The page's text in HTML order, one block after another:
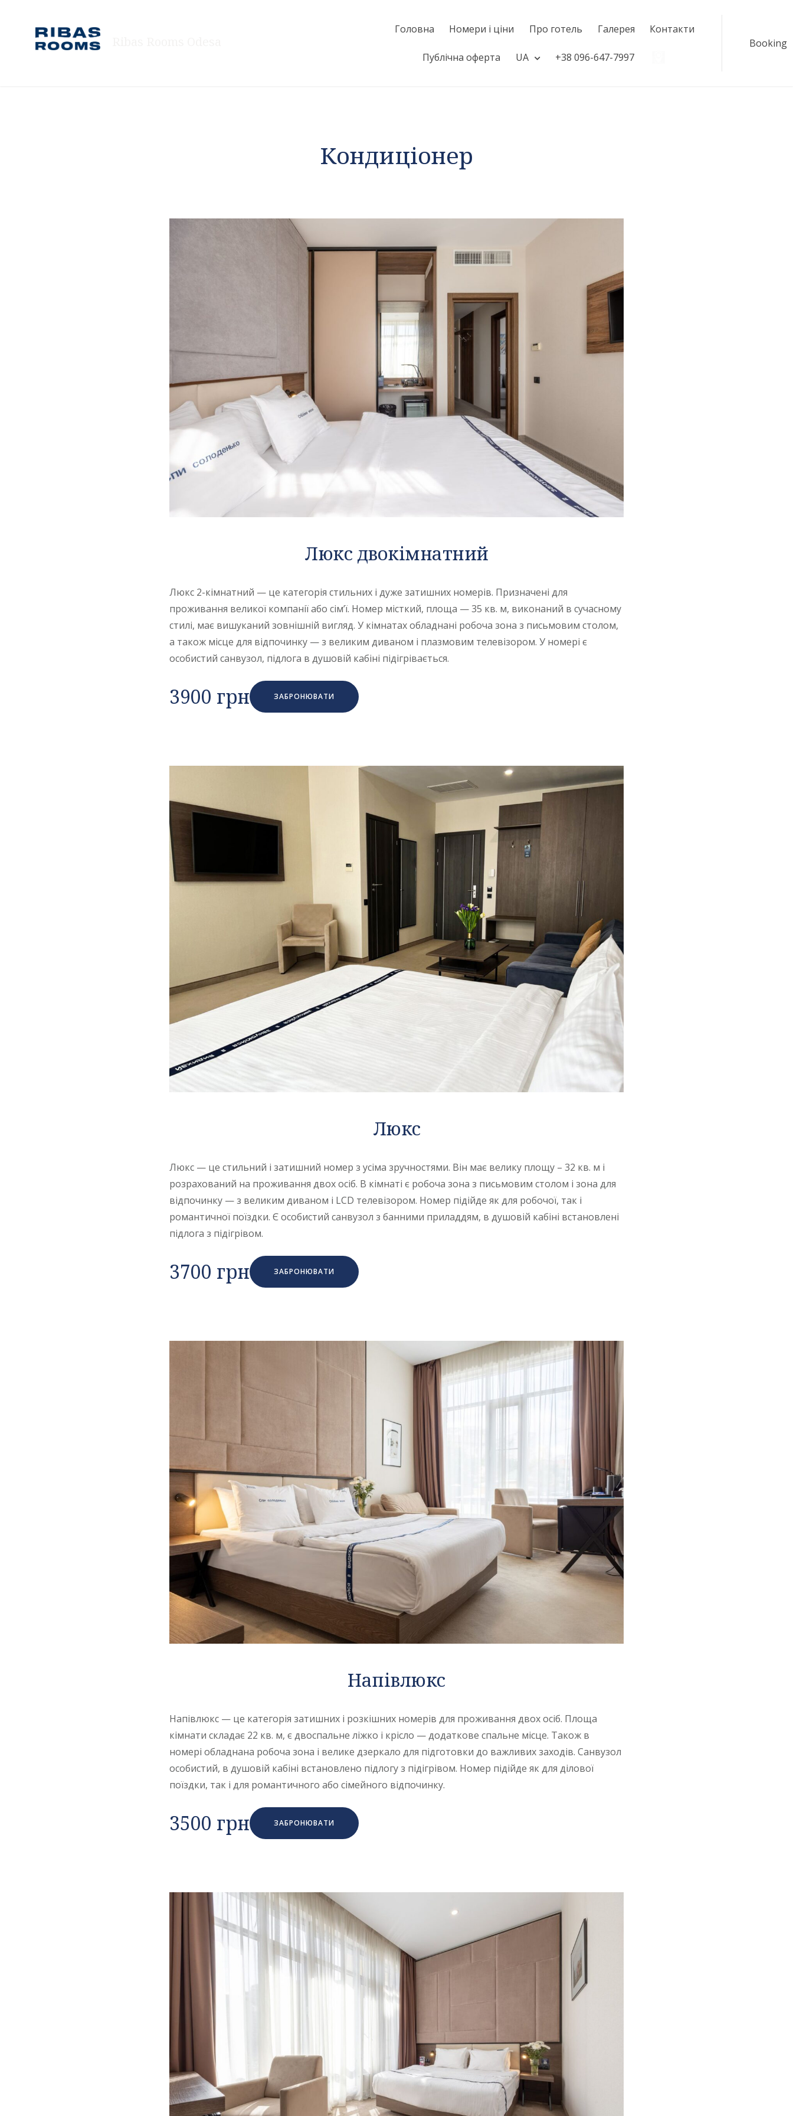
Головна Номери і ціни Про готель Галерея Контакти
Публічна оферта UA +38 096-647-7997
Booking
Кондиціонер
Люкс двокімнатний
Люкс 2-кімнатний — це категорія стильних і дуже затишних номерів. Призначені для
проживання великої компанії або сім’ї. Номер місткий, площа — 35 кв. м, виконаний в сучасному
стилі, має вишуканий зовнішній вигляд. У кімнатах обладнані робоча зона з письмовим столом,
а також місце для відпочинку — з великим диваном і плазмовим телевізором. У номері є
особистий санвузол, підлога в душовій кабіні підігрівається.
3900 грн ЗАБРОНЮВАТИ
Люкс
Люкс — це стильний і затишний номер з усіма зручностями. Він має велику площу – 32 кв. м і
розрахований на проживання двох осіб. В кімнаті є робоча зона з письмовим столом і зона для
відпочинку — з великим диваном і LCD телевізором. Номер підійде як для робочої, так і
романтичної поїздки. Є особистий санвузол з банними приладдям, в душовій кабіні встановлені
підлога з підігрівом.
3700 грн ЗАБРОНЮВАТИ
Напівлюкс
Напівлюкс — це категорія затишних і розкішних номерів для проживання двох осіб. Площа
кімнати складає 22 кв. м, є двоспальне ліжко і крісло — додаткове спальне місце. Також в
номері обладнана робоча зона і велике дзеркало для підготовки до важливих заходів. Санвузол
особистий, в душовій кабіні встановлено підлогу з підігрівом. Номер підійде як для ділової
поїздки, так і для романтичного або сімейного відпочинку.
3500 грн ЗАБРОНЮВАТИ